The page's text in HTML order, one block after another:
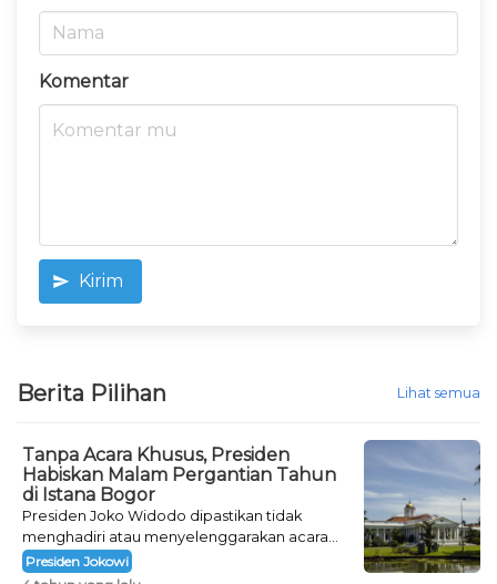
Komentar
Kirim
Berita Pilihan Lihat semua
Tanpa Acara Khusus, Presiden
Habiskan Malam Pergantian Tahun
di Istana Bogor
Presiden Joko Widodo dipastikan tidak
menghadiri atau menyelenggarakan acara
khusus untuk mengisi malam pergantian
tahun.
Presiden Jokowi